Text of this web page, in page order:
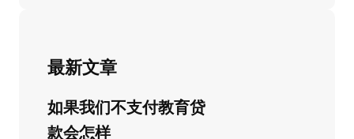
最新文章
如果我们不支付教育贷
款会怎样